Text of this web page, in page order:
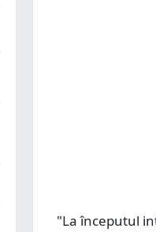
"La începutul